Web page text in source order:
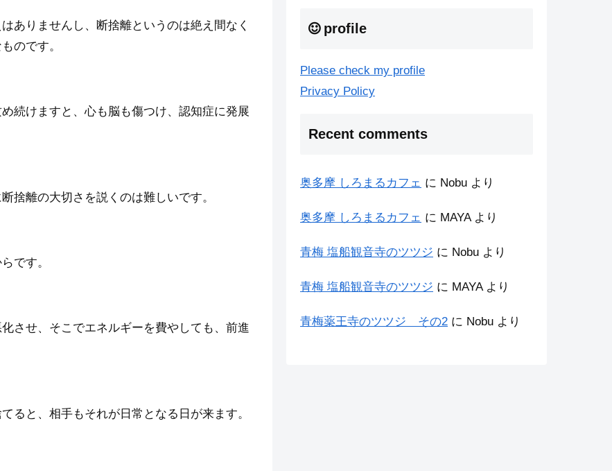
ありませんし、断捨離というのは絶え間なく
のです。
続けますと、心も脳も傷つけ、認知症に発展
捨離の大切さを説くのは難しいです。
です。
させ、そこでエネルギーを費やしても、前進
ると、相手もそれが日常となる日が来ます。
profile
Please check my profile
Privacy Policy
Recent comments
奥多摩 しろまるカフェ に Nobu より
奥多摩 しろまるカフェ に MAYAより
青梅 塩船観音寺のツツジ に Nobu より
青梅 塩船観音寺のツツジ に MAYAより
青梅薬王寺のツツジ その2 に Nobu より